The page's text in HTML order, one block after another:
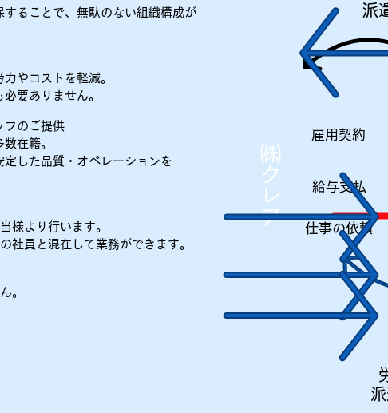
ることで、無駄のない組織構成が
やコストを軽減。
要ありません。
フのご提供
在籍。
した品質・オペレーションを
様より行います。
社員と混在して業務ができます。
。
仕事の依頼
派
給与​支払
雇用契約
​㈱クレア